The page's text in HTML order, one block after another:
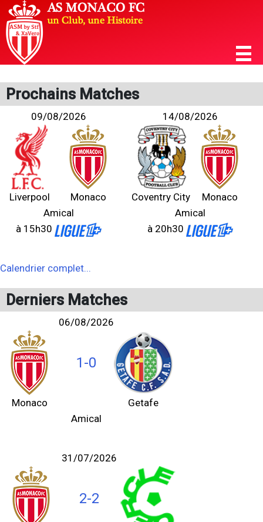
Prochains Matches
09/08/2026
Liverpool
Monaco
Amical
à 15h30
14/08/2026
Coventry City
Monaco
Amical
à 20h30
Calendrier complet...
Derniers Matches
06/08/2026
1-0
Monaco
Getafe
Amical
31/07/2026
2-2